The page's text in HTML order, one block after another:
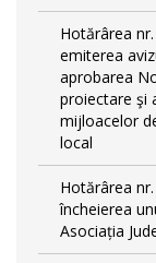
Hotărârea
emiterea
aprobarea
proiectare şi
mijloacelor
local
Hotărârea
încheierea
Asociația